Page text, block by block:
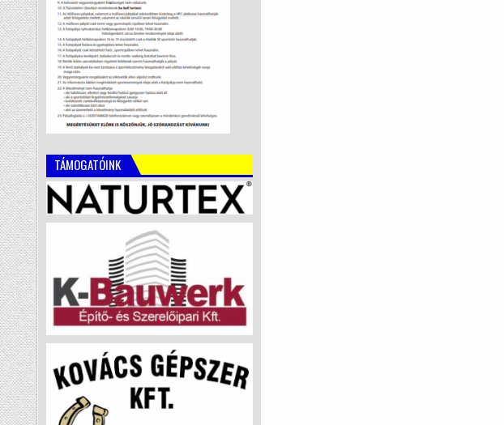
TÁMOGATÓINK